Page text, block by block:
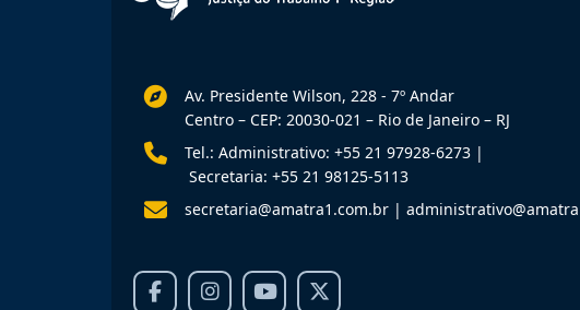
Av. Presidente Wilson, 228 - 7º Andar
Centro – CEP: 20030-021 – Rio de Janeiro – RJ
Tel.: Administrativo: +55 21 97928-6273 |
Secretaria: +55 21 98125-5113
secretaria@amatra1.com.br |